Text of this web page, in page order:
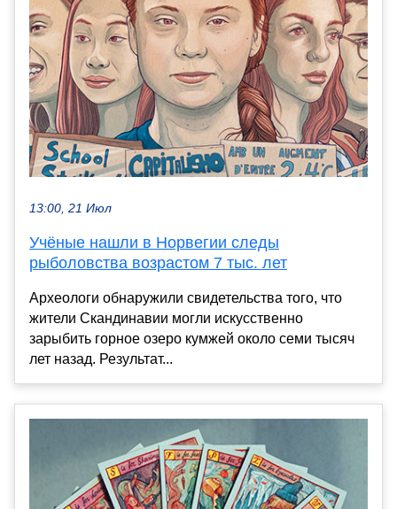
13:00, 21 Июл
Учёные нашли в Норвегии следы
рыболовства возрастом 7 тыс. лет
Археологи обнаружили свидетельства того, что
жители Скандинавии могли искусственно
зарыбить горное озеро кумжей около семи тысяч
лет назад. Результат...